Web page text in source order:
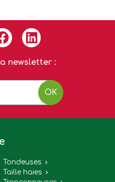
newsletter :
OK
Tondeuses 
Taille haies 